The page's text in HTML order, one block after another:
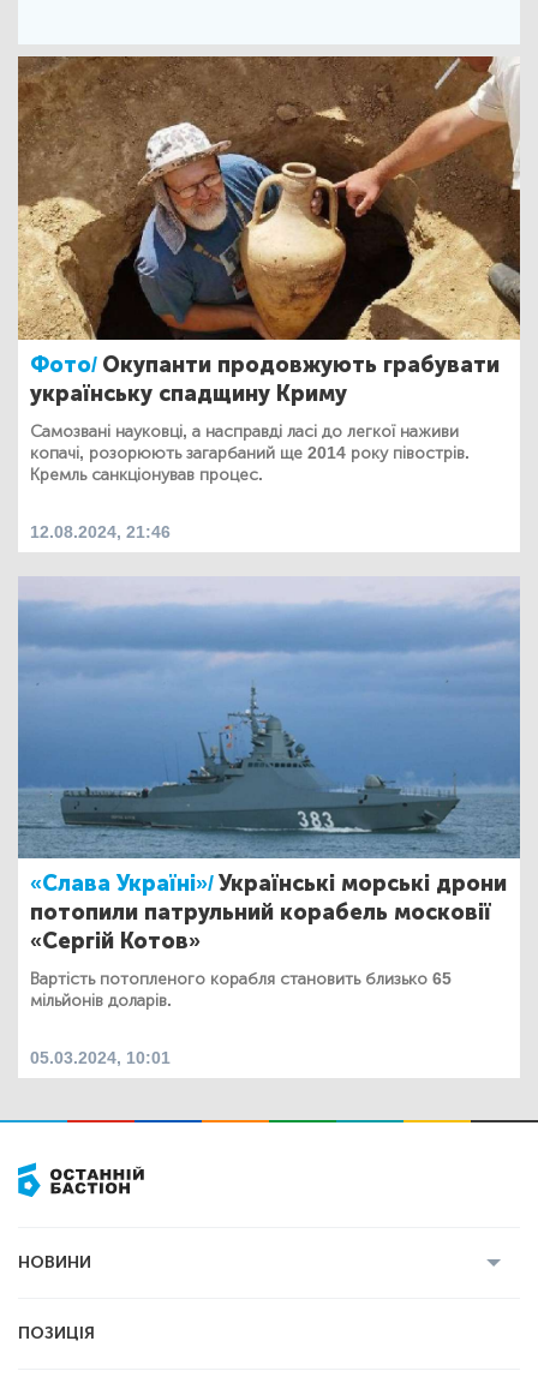
Фото/ Окупанти продовжують грабувати
українську спадщину Криму
Самозвані науковці, а насправді ласі до легкої наживи
копачі, розорюють загарбаний ще 2014 року півострів.
Кремль санкціонував процес.
12.08.2024, 21:46
«Слава Україні»/Українські морські дрони
потопили патрульний корабель московії
«Сергій Котов»
Вартість потопленого корабля становить близько 65
мільйонів доларів.
05.03.2024, 10:01
НОВИНИ
ПОЗИЦІЯ